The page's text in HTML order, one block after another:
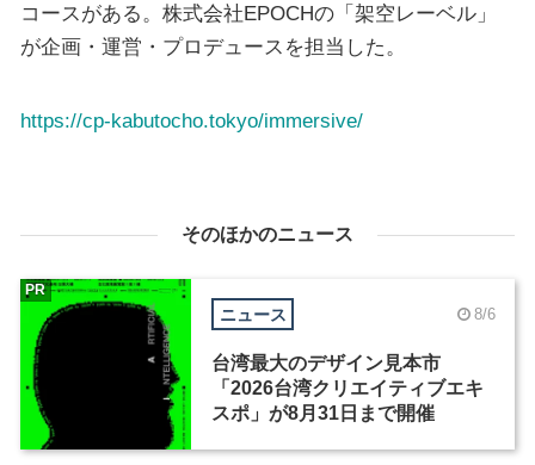
コースがある。株式会社EPOCHの「架空レーベル」
が企画・運営・プロデュースを担当した。
https://cp-kabutocho.tokyo/immersive/
そのほかのニュース
ニュース 8/6
台湾最大のデザイン見本市
「2026台湾クリエイティブエキ
スポ」が8月31日まで開催
PR